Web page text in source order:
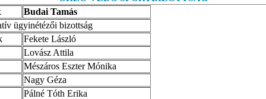
Budai Tamás
ügyinétézői bizottság
Fekete László
Lovász Attila
Mészáros Eszter Mónika
Nagy Géza
Pálné Tóth Erika